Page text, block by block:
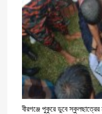
বীরগঞ্জে পুকুরে ডুবে স্কুলছাত্রের